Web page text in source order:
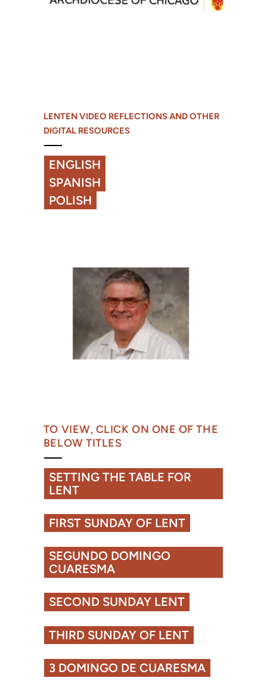
LENTEN VIDEO REFLECTIONS AND OTHER
DIGITAL RESOURCES
ENGLISH
SPANISH
POLISH
TO VIEW, CLICK ON ONE OF THE
BELOW TITLES
SETTING THE TABLE FOR
LENT
FIRST SUNDAY OF LENT
SEGUNDO DOMINGO
CUARESMA
SECOND SUNDAY LENT
THIRD SUNDAY OF LENT
3 DOMINGO DE CUARESMA